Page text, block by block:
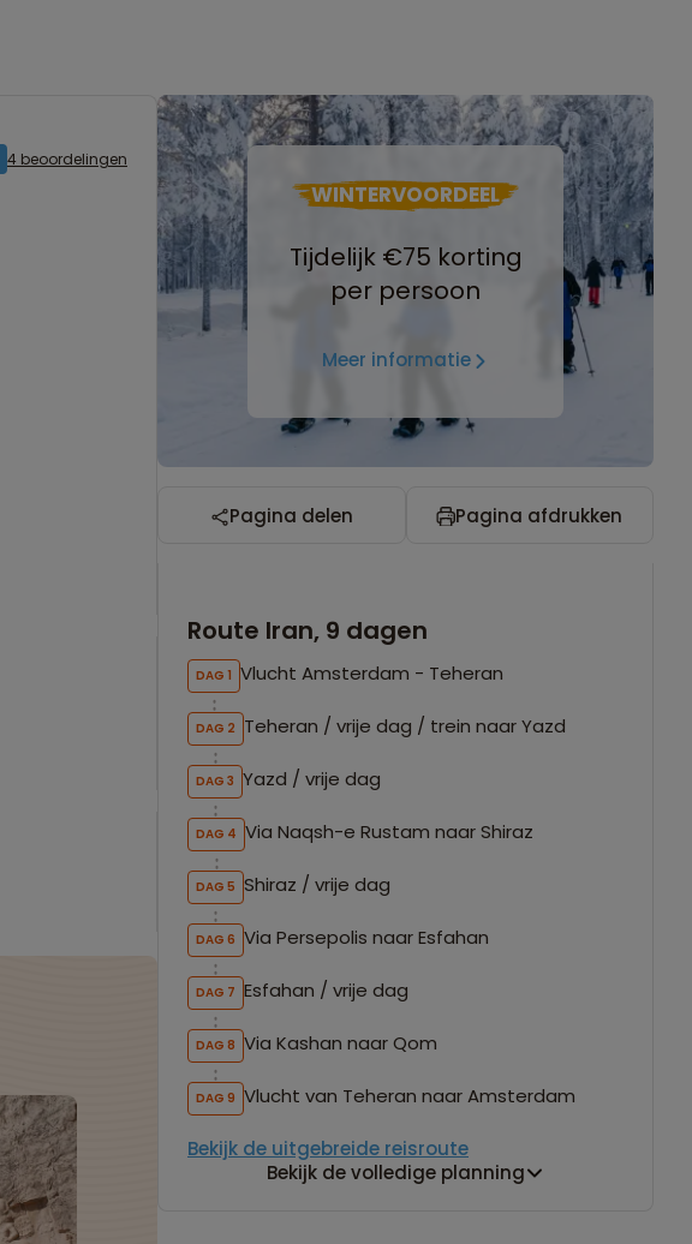
4 beoordelingen
WINTERVOORDEEL
Tijdelijk €75 korting
per persoon
Meer informatie
Pagina delen Pagina afdrukken
Route Iran, 9 dagen
DAG 1 Vlucht Amsterdam - Teheran
DAG 2 Teheran / vrije dag / trein naar Yazd
DAG 3 Yazd / vrije dag
DAG 4 Via Naqsh-e Rustam naar Shiraz
DAG 5 Shiraz / vrije dag
DAG 6 Via Persepolis naar Esfahan
DAG 7 Esfahan / vrije dag
DAG 8 Via Kashan naar Qom
DAG 9 Vlucht van Teheran naar Amsterdam
Bekijk de uitgebreide reisroute
Bekijk de volledige planning